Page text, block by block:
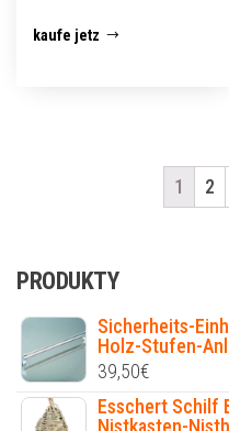
kaufe jetz
1 2
PRODUKTY
Sicherheits-
Holz-Stufen-
39,50€
Esschert Schilf